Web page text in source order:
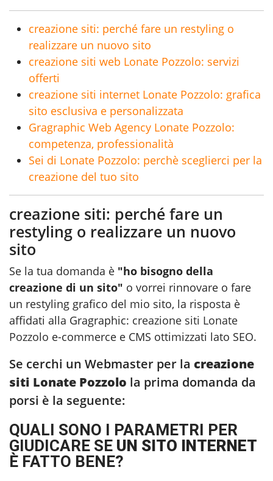
creazione siti: perché fare un restyling o
realizzare un nuovo sito
creazione siti web Lonate Pozzolo: servizi
offerti
creazione siti internet Lonate Pozzolo: grafica
sito esclusiva e personalizzata
Gragraphic Web Agency Lonate Pozzolo:
competenza, professionalità
Sei di Lonate Pozzolo: perchè sceglierci per la
creazione del tuo sito
creazione siti: perché fare un
restyling o realizzare un nuovo
sito
Se la tua domanda è "ho bisogno della
creazione di un sito" o vorrei rinnovare o fare
un restyling grafico del mio sito, la risposta è
affidati alla Gragraphic: creazione siti Lonate
Pozzolo e-commerce e CMS ottimizzati lato SEO.
Se cerchi un Webmaster per la creazione
siti Lonate Pozzolo la prima domanda da
porsi è la seguente:
QUALI SONO I PARAMETRI PER
GIUDICARE SE UN SITO INTERNET
È FATTO BENE?